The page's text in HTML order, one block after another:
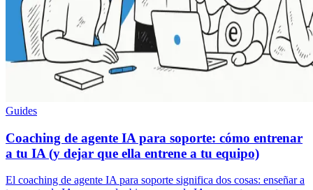
Guides
Coaching de agente IA para soporte: cómo entrenar
a tu IA (y dejar que ella entrene a tu equipo)
El coaching de agente IA para soporte significa dos cosas: enseñar a